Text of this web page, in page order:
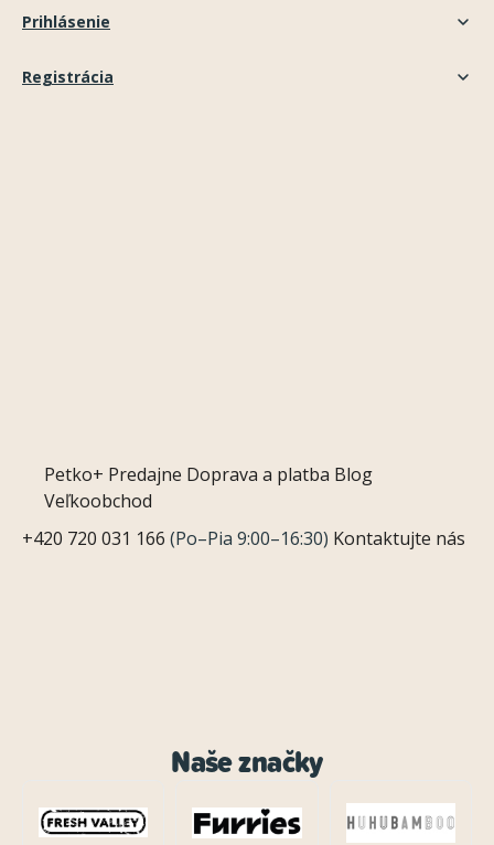
Prihlásenie
Registrácia
Petko+ Predajne Doprava a platba Blog
Veľkoobchod
+420 720 031 166 (Po–Pia 9:00–16:30) Kontaktujte nás
Naše značky